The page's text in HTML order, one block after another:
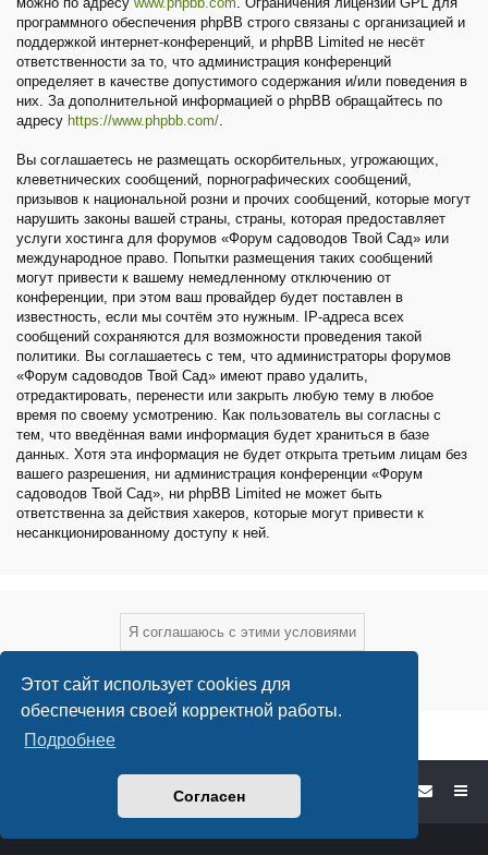
Этот сайт использует cookies для
обеспечения своей корректной работы.
Подробнее
Согласен
программного обеспечения phpBB строго связаны с организацией и
поддержкой интернет-конференций, и phpBB Limited не несёт
ответственности за то, что администрация конференций
определяет в качестве допустимого содержания и/или поведения в
них. За дополнительной информацией о phpBB обращайтесь по
адресу https://www.phpbb.com/.
Вы соглашаетесь не размещать оскорбительных, угрожающих,
клеветнических сообщений, порнографических сообщений,
призывов к национальной розни и прочих сообщений, которые могут
нарушить законы вашей страны, страны, которая предоставляет
услуги хостинга для форумов «Форум садоводов Твой Сад» или
международное право. Попытки размещения таких сообщений
могут привести к вашему немедленному отключению от
конференции, при этом ваш провайдер будет поставлен в
известность, если мы сочтём это нужным. IP-адреса всех
сообщений сохраняются для возможности проведения такой
политики. Вы соглашаетесь с тем, что администраторы форумов
«Форум садоводов Твой Сад» имеют право удалить,
отредактировать, перенести или закрыть любую тему в любое
время по своему усмотрению. Как пользователь вы согласны с
тем, что введённая вами информация будет храниться в базе
данных. Хотя эта информация не будет открыта третьим лицам без
вашего разрешения, ни администрация конференции «Форум
садоводов Твой Сад», ни phpBB Limited не может быть
ответственна за действия хакеров, которые могут привести к
несанкционированному доступу к ней.
Форум садоводов - список форумов